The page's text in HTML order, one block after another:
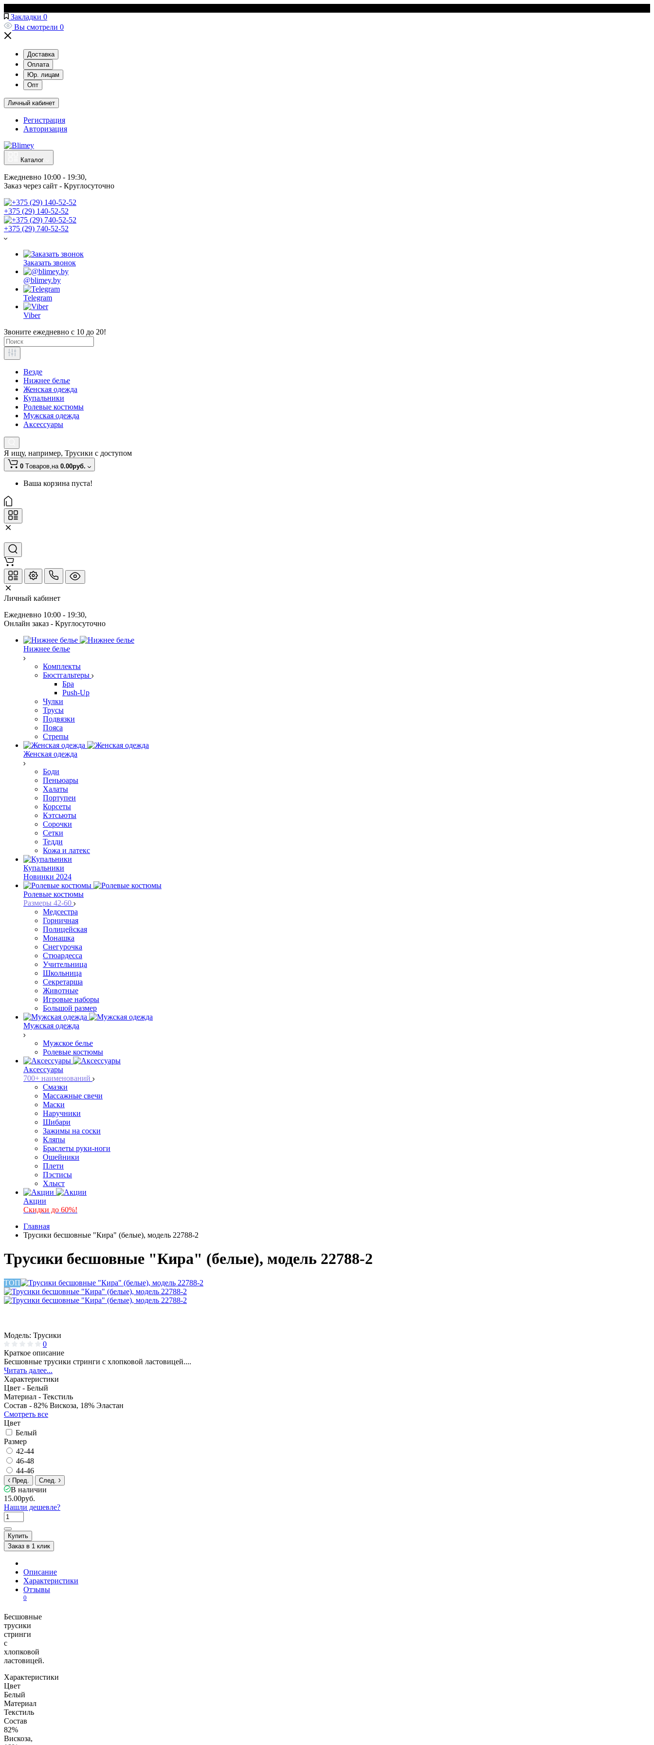
Закладки 0
Вы смотрели 0
Доставка
Оплата
Юр. лицам
Опт
Личный кабинет
Регистрация
Авторизация
Каталог
Ежедневно 10:00 - 19:30,
Заказ через сайт - Круглосуточно
+375 (29) 140-52-52
+375 (29) 740-52-52
Заказать звонок
@blimey.by
Telegram
Viber
Звоните ежедневно с 10 до 20!
Везде
Нижнее белье
Женская одежда
Купальники
Ролевые костюмы
Мужская одежда
Аксессуары
Я ищу, например, Трусики с доступом
0 Tоваров,на 0.00руб.
Ваша корзина пуста!
Личный кабинет
Ежедневно 10:00 - 19:30,
Онлайн заказ - Круглосуточно
Нижнее белье
Комплекты
Бюстгальтеры
Бра
Push-Up
Чулки
Трусы
Подвязки
Пояса
Стрепы
Женская одежда
Боди
Пеньюары
Халаты
Портупеи
Корсеты
Кэтсьюты
Сорочки
Сетки
Тедди
Кожа и латекс
Купальники
Новинки 2024
Ролевые костюмы
Размеры 42-60
Медсестра
Горничная
Полицейская
Монашка
Снегурочка
Стюардесса
Учительница
Школьница
Секретарша
Животные
Игровые наборы
Большой размер
Мужская одежда
Мужское белье
Ролевые костюмы
Аксессуары
700+ наименований
Смазки
Массажные свечи
Маски
Наручники
Шибари
Зажимы на соски
Кляпы
Браслеты руки-ноги
Ошейники
Плети
Пэстисы
Хлыст
Акции
Скидки до 60%!
Главная
Трусики бесшовные "Кира" (белые), модель 22788-2
Трусики бесшовные "Кира" (белые), модель 22788-2
ТОП
Модель: Трусики
0
Краткое описание
Бесшовные трусики стринги с хлопковой ластовицей....
Читать далее...
Характеристики
Цвет - Белый
Материал - Текстиль
Состав - 82% Вискоза, 18% Эластан
Смотреть все
Цвет
Белый
Размер
42-44
46-48
44-46
Пред. След.
В наличии
15.00руб.
Нашли дешевле?
Купить
Заказ в 1 клик
Описание
Характеристики
Отзывы
0
Бесшовные
трусики
стринги
с
хлопковой
ластовицей.
Характеристики
Цвет
Белый
Материал
Текстиль
Состав
82%
Вискоза,